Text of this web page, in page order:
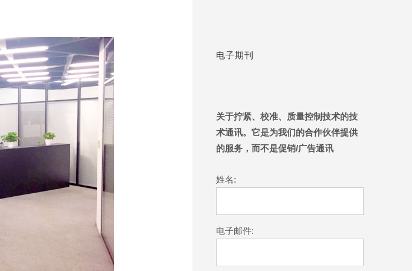
电子期刊
关于拧紧、校准、质量控制技术的技
术通讯。它是为我们的合作伙伴提供
的服务，而不是促销/广告通讯
姓名:
电子邮件: